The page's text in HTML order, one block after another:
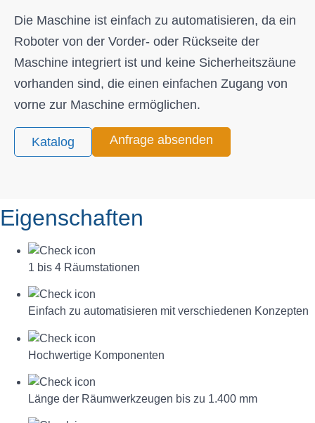
Die Maschine ist einfach zu automatisieren, da ein
Roboter von der Vorder- oder Rückseite der
Maschine integriert ist und keine Sicherheitszäune
vorhanden sind, die einen einfachen Zugang von
vorne zur Maschine ermöglichen.
Anfrage absenden
Katalog
Eigenschaften
1 bis 4 Räumstationen
Einfach zu automatisieren mit verschiedenen Konzepten
Hochwertige Komponenten
Länge der Räumwerkzeugen bis zu 1.400 mm